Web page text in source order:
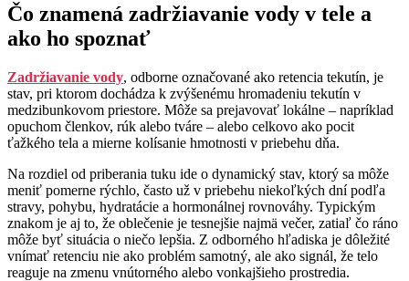
Čo znamená zadržiavanie vody v tele a
ako ho spoznať
Zadržiavanie vody, odborne označované ako retencia tekutín, je
stav, pri ktorom dochádza k zvýšenému hromadeniu tekutín v
medzibunkovom priestore. Môže sa prejavovať lokálne – napríklad
opuchom členkov, rúk alebo tváre – alebo celkovo ako pocit
ťažkého tela a mierne kolísanie hmotnosti v priebehu dňa.
Na rozdiel od priberania tuku ide o dynamický stav, ktorý sa môže
meniť pomerne rýchlo, často už v priebehu niekoľkých dní podľa
stravy, pohybu, hydratácie a hormonálnej rovnováhy. Typickým
znakom je aj to, že oblečenie je tesnejšie najmä večer, zatiaľ čo ráno
môže byť situácia o niečo lepšia. Z odborného hľadiska je dôležité
vnímať retenciu nie ako problém samotný, ale ako signál, že telo
reaguje na zmenu vnútorného alebo vonkajšieho prostredia.